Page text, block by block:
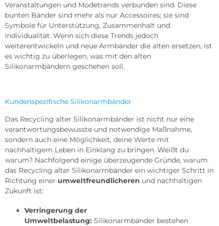
Veranstaltungen und Modetrends verbunden sind. Diese
bunten Bänder sind mehr als nur Accessoires; sie sind
Symbole für Unterstützung, Zusammenhalt und
Individualität. Wenn sich diese Trends jedoch
weiterentwickeln und neue Armbänder die alten ersetzen, ist
es wichtig zu überlegen, was mit den alten
Silikonarmbändern geschehen soll.
Kundenspezifische Silikonarmbänder
Das Recycling alter Silikonarmbänder ist nicht nur eine
verantwortungsbewusste und notwendige Maßnahme,
sondern auch eine Möglichkeit, deine Werte mit
nachhaltigem Leben in Einklang zu bringen. Weißt du
warum? Nachfolgend einige überzeugende Gründe, warum
das Recycling alter Silikonarmbänder ein wichtiger Schritt in
Richtung einer umweltfreundlicheren und nachhaltigen
Zukunft ist:
Verringerung der
Umweltbelastung: Silikonarmbänder bestehen